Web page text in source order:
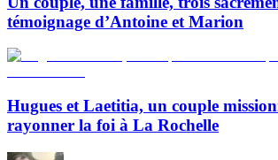
témoignage d’Antoine et Marion
Hugues et Laetitia, un couple
rayonner la foi à La Rochelle